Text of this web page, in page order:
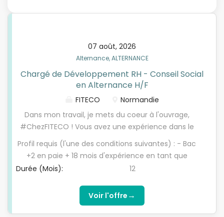
07 août, 2026
Alternance, ALTERNANCE
Chargé de Développement RH - Conseil Social
en Alternance H/F
FITECO
Normandie
Dans mon travail, je mets du coeur à l'ouvrage,
#ChezFITECO ! Vous avez une expérience dans le
domaine de la paie et vous êtes dans une
démarche d'évolution ou de reconversion
professionnelle ? Vous aspirez aujourd'hui à un
métier centré sur l'accompagnement des clients
avec une forte dimension de conseil et de relation
de proximité ? Chez Fiteco, nous accompagnons
Profil requis (l'une des conditions suivantes) : - Bac
+2 en paie + 18 mois d'expérience en tant que
gestionnaire de paie, - Bac +2 en RH généraliste + 3
spécifique + 5 ans d'expérience en paie (validation
du certificateur requise) Au-delà de votre
Durée (Mois): 12
Voir l'offre →